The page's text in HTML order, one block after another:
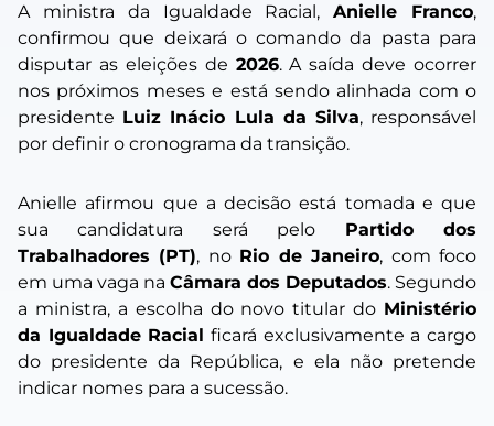
A ministra da Igualdade Racial,Anielle Franco,
confirmou que deixará o comando da pasta para
disputar as eleições de 2026. A saída deve ocorrer
nos próximos meses e está sendo alinhada com o
presidente Luiz Inácio Lula da Silva, responsável
por definir o cronograma da transição.
Anielle afirmou que a decisão está tomada e que
sua candidatura será pelo Partido dos
Trabalhadores (PT), no Rio de Janeiro, com foco
em uma vaga na Câmara dos Deputados. Segundo
a ministra, a escolha do novo titular do Ministério
da Igualdade Racial ficará exclusivamente a cargo
do presidente da República, e ela não pretende
indicar nomes para a sucessão.